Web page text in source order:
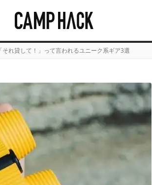
それ貸して！」って言われるユニーク系ギア3選